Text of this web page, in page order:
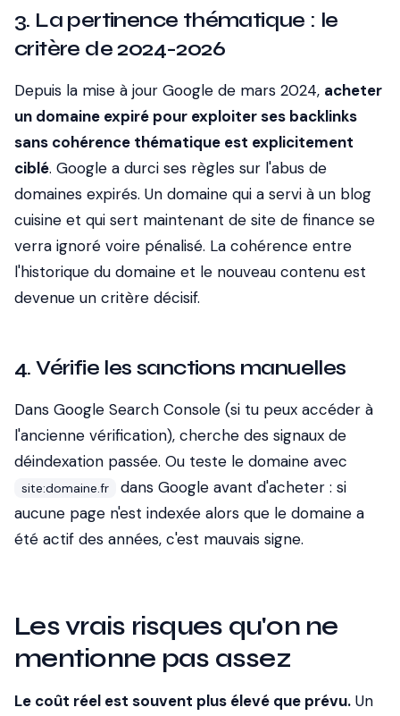
3. La pertinence thématique : le
critère de 2024-2026
Depuis la mise à jour Google de mars 2024, acheter
un domaine expiré pour exploiter ses backlinks
sans cohérence thématique est explicitement
ciblé. Google a durci ses règles sur l'abus de
domaines expirés. Un domaine qui a servi à un blog
cuisine et qui sert maintenant de site de finance se
verra ignoré voire pénalisé. La cohérence entre
l'historique du domaine et le nouveau contenu est
devenue un critère décisif.
4. Vérifie les sanctions manuelles
Dans Google Search Console (si tu peux accéder à
l'ancienne vérification), cherche des signaux de
déindexation passée. Ou teste le domaine avec
site:domaine.fr
dans Google avant d'acheter : si
aucune page n'est indexée alors que le domaine a
été actif des années, c'est mauvais signe.
Les vrais risques qu'on ne
mentionne pas assez
Le coût réel est souvent plus élevé que prévu. Un